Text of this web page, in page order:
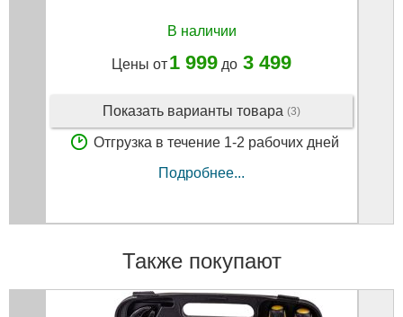
В наличии
Цены от1 999 до 3 499
Показать варианты товара (3)
Отгрузка в течение 1-2 рабочих дней
Подробнее...
Также покупают